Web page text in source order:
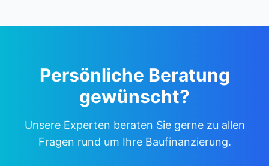
Persönliche Beratung
gewünscht?
Unsere Experten beraten Sie gerne zu allen
Fragen rund um Ihre Baufinanzierung.